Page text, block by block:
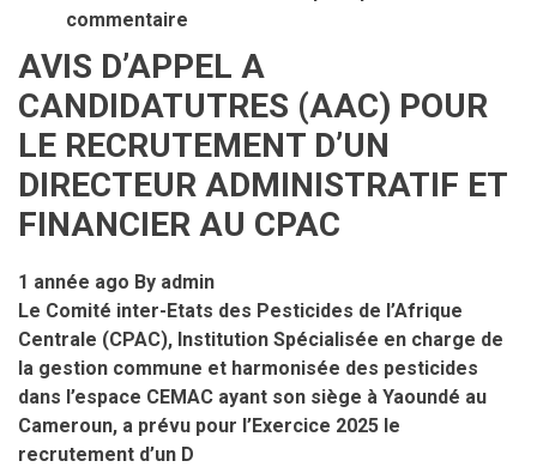
MANIFESTATION
D’INTERET
(AMI)
POUR
LE
RECRUTEMENT
D’UN
CHARGE
DE
L’ACTUALISATION
DE
LA
CARTE
AGROECOLOGIQUE
commentaire
AVIS D’APPEL A
CANDIDATUTRES (AAC) POUR
LE RECRUTEMENT D’UN
DIRECTEUR ADMINISTRATIF ET
FINANCIER AU CPAC
1 année ago By admin
Le Comité inter-Etats des Pesticides de l’Afrique
Centrale (CPAC), Institution Spécialisée en charge de
la gestion commune et harmonisée des pesticides
dans l’espace CEMAC ayant son siège à Yaoundé au
Cameroun, a prévu pour l’Exercice 2025 le
recrutement d’un D